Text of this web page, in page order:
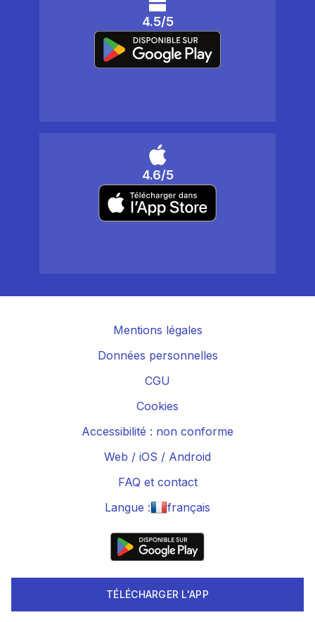
TÉLÉCHARGER L'APP
4.5/5
4.6/5
Mentions légales
Données personnelles
CGU
Cookies
Accessibilité : non conforme
Web / iOS / Android
FAQ et contact
Langue :
français